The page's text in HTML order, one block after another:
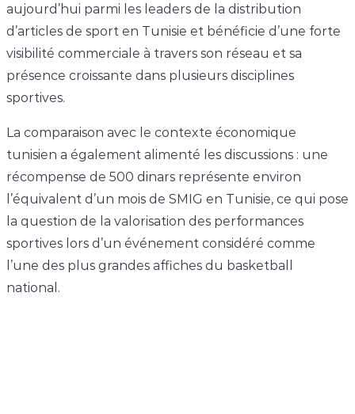
aujourd’hui parmi les leaders de la distribution
d’articles de sport en Tunisie et bénéficie d’une forte
visibilité commerciale à travers son réseau et sa
présence croissante dans plusieurs disciplines
sportives.
La comparaison avec le contexte économique
tunisien a également alimenté les discussions : une
récompense de 500 dinars représente environ
l’équivalent d’un mois de SMIG en Tunisie, ce qui pose
la question de la valorisation des performances
sportives lors d’un événement considéré comme
l’une des plus grandes affiches du basketball
national.